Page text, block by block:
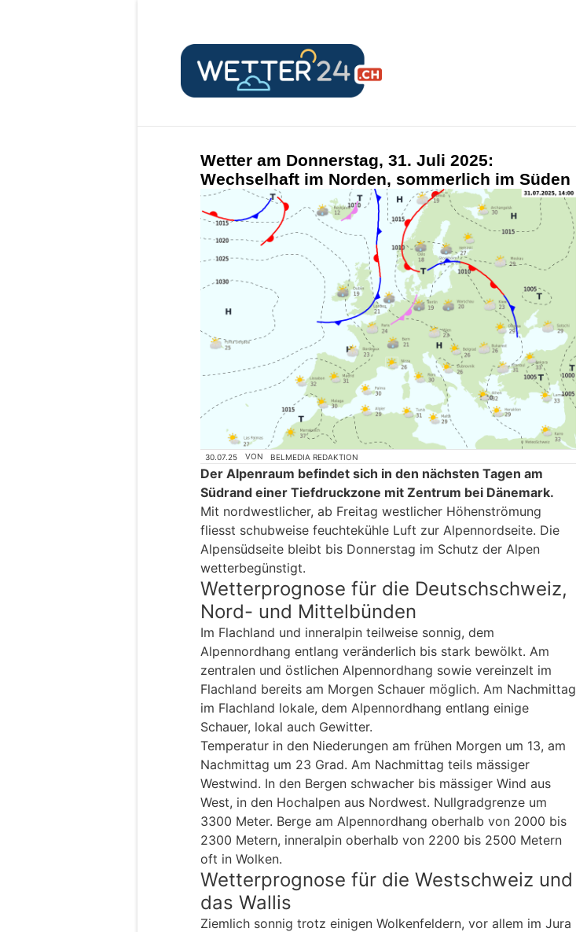
Wetter am Donnerstag, 31. Juli 2025:
Wechselhaft im Norden, sommerlich im Süden
30.07.25 VON BELMEDIA REDAKTION
Der Alpenraum befindet sich in den nächsten Tagen am
Südrand einer Tiefdruckzone mit Zentrum bei Dänemark.
Mit nordwestlicher, ab Freitag westlicher Höhenströmung
fliesst schubweise feuchtekühle Luft zur Alpennordseite. Die
Alpensüdseite bleibt bis Donnerstag im Schutz der Alpen
wetterbegünstigt.
Wetterprognose für die Deutschschweiz,
Nord- und Mittelbünden
Im Flachland und inneralpin teilweise sonnig, dem
Alpennordhang entlang veränderlich bis stark bewölkt. Am
zentralen und östlichen Alpennordhang sowie vereinzelt im
Flachland bereits am Morgen Schauer möglich. Am Nachmittag
im Flachland lokale, dem Alpennordhang entlang einige
Schauer, lokal auch Gewitter.
Temperatur in den Niederungen am frühen Morgen um 13, am
Nachmittag um 23 Grad. Am Nachmittag teils mässiger
Westwind. In den Bergen schwacher bis mässiger Wind aus
West, in den Hochalpen aus Nordwest. Nullgradgrenze um
3300 Meter. Berge am Alpennordhang oberhalb von 2000 bis
2300 Metern, inneralpin oberhalb von 2200 bis 2500 Metern
oft in Wolken.
Wetterprognose für die Westschweiz und
das Wallis
Ziemlich sonnig trotz einigen Wolkenfeldern, vor allem im Jura